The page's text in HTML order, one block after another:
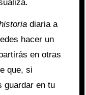
diaria a
hacer un
en otras
que, si
guardar en tu